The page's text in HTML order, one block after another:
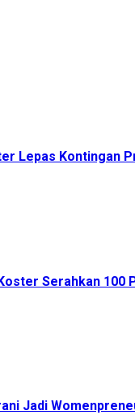
Lepas Kontingan
Serahkan
Jadi